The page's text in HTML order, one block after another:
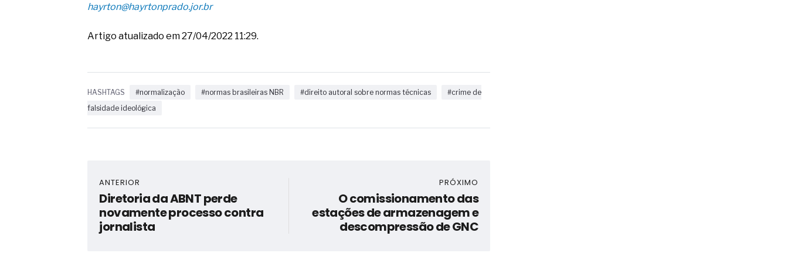
hayrton@hayrtonprado.jor.br
Artigo atualizado em 27/04/2022 11:29.
HASHTAGS #normalização #normas brasileiras NBR #direito autoral sobre normas técnicas
#crime de
falsidade ideológica
ANTERIOR
Diretoria da ABNT perde
novamente processo contra
jornalista
PRÓXIMO
O comissionamento das
estações de armazenagem e
descompressão de GNC